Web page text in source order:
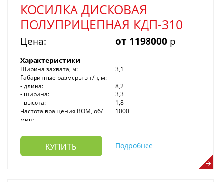
КОСИЛКА ДИСКОВАЯ
ПОЛУПРИЦЕПНАЯ КДП-310
Цена: от 1198000 р
Характеристики
Ширина захвата, м:
3,1
Габаритные размеры в т/п, м:
- длина:
8,2
- ширина:
3,3
- высота:
1,8
Частота вращения ВОМ, об/
мин:
1000
КУПИТЬ Подробнее